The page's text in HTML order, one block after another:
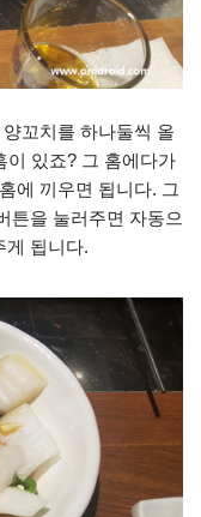
꼬치를 하나둘씩 올
이 있죠? 그 홈에다가
에 끼우면 됩니다. 그
튼을 눌러주면 자동으
게 됩니다.